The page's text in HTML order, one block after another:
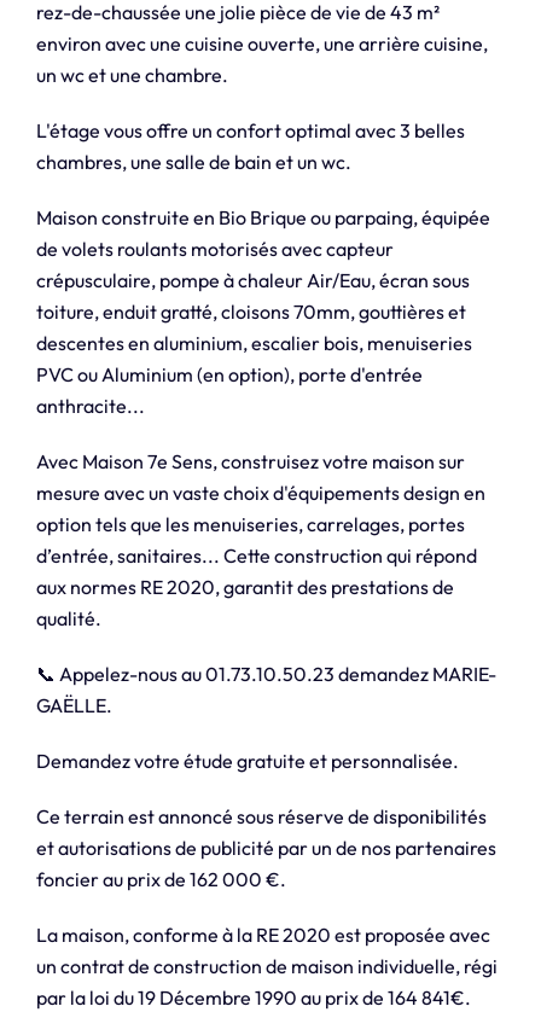
rez-de-chaussée une jolie pièce de vie de 43 m²
environ avec une cuisine ouverte, une arrière cuisine,
un wc et une chambre.
L'étage vous offre un confort optimal avec 3 belles
chambres, une salle de bain et un wc.
Maison construite en Bio Brique ou parpaing, équipée
de volets roulants motorisés avec capteur
crépusculaire, pompe à chaleur Air/Eau, écran sous
toiture, enduit gratté, cloisons 70mm, gouttières et
descentes en aluminium, escalier bois, menuiseries
PVC ou Aluminium (en option), porte d'entrée
anthracite...
Avec Maison 7e Sens, construisez votre maison sur
mesure avec un vaste choix d'équipements design en
option tels que les menuiseries, carrelages, portes
d’entrée, sanitaires... Cette construction qui répond
aux normes RE 2020, garantit des prestations de
qualité.
📞 Appelez-nous au 01.73.10.50.23 demandez MARIE-
GAËLLE.
Demandez votre étude gratuite et personnalisée.
Ce terrain est annoncé sous réserve de disponibilités
et autorisations de publicité par un de nos partenaires
foncier au prix de 162 000 €.
La maison, conforme à la RE 2020 est proposée avec
un contrat de construction de maison individuelle, régi
par la loi du 19 Décembre 1990 au prix de 164 841€.